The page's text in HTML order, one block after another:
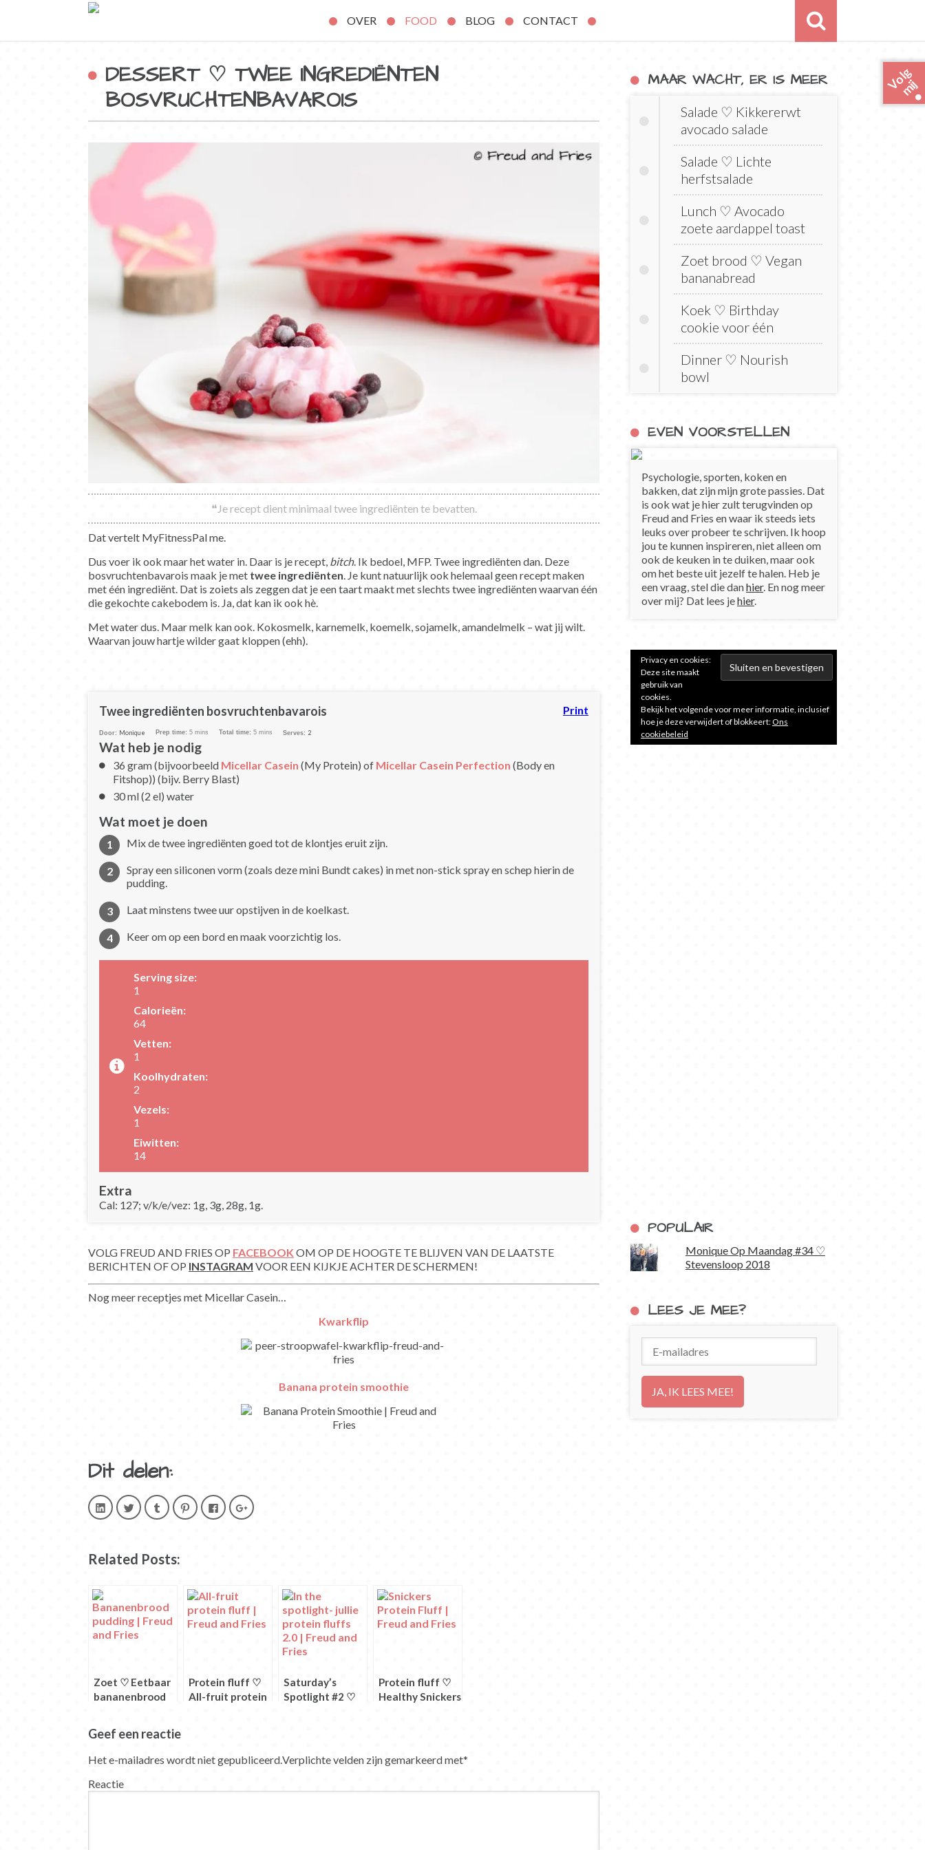
OVER FOOD BLOG CONTACT
V
o
l
g
m
i
j
DESSERT ♡ TWEE INGREDIËNTEN
BOSVRUCHTENBAVAROIS
❝Je recept dient minimaal twee ingrediënten te bevatten.
Dat vertelt MyFitnessPal me.
Dus voer ik ook maar het water in. Daar is je recept, bitch. Ik bedoel, MFP. Twee ingrediënten dan. Deze
bosvruchtenbavarois maak je met twee ingrediënten. Je kunt natuurlijk ook helemaal geen recept maken
met één ingrediënt. Dat is zoiets als zeggen dat je een taart maakt met slechts twee ingrediënten waarvan één
die gekochte cakebodem is. Ja, dat kan ik ook hè.
Met water dus. Maar melk kan ook. Kokosmelk, karnemelk, koemelk, sojamelk, amandelmelk – wat jij wilt.
Waarvan jouw hartje wilder gaat kloppen (ehh).
Twee ingrediënten bosvruchtenbavarois Print
Door: Monique Prep time: 5 mins Total time: 5 mins Serves: 2
Wat heb je nodig
36 gram (bijvoorbeeld Micellar Casein (My Protein) of Micellar Casein Perfection (Body en
Fitshop)) (bijv. Berry Blast)
30 ml (2 el) water
Wat moet je doen
Mix de twee ingrediënten goed tot de klontjes eruit zijn.
Spray een siliconen vorm (zoals deze mini Bundt cakes) in met non-stick spray en schep hierin de
pudding.
Laat minstens twee uur opstijven in de koelkast.
Keer om op een bord en maak voorzichtig los.
Serving size:
1
Calorieën:
64
Vetten:
1
Koolhydraten:
2
Vezels:
1
Eiwitten:
14
Extra
Cal: 127; v/k/e/vez: 1g, 3g, 28g, 1g.
VOLG FREUD AND FRIES OP FACEBOOK OM OP DE HOOGTE TE BLIJVEN VAN DE LAATSTE
BERICHTEN OF OP INSTAGRAM VOOR EEN KIJKJE ACHTER DE SCHERMEN!
Nog meer receptjes met Micellar Casein…
Kwarkflip
Banana protein smoothie
Dit delen:
Klik
om
op
(Wordt
in
Klik
om
te
(Wordt
in
Klik
om
op
(Wordt
in
venster
geopend)
Klik
om
op
venster
geopend)
Klik
om
te
geopend)
Klik
om
op
geopend)
Related Posts:
Zoet ♡ Eetbaar
bananenbrood
Protein fluff ♡
All-fruit protein
Saturday’s
Spotlight #2 ♡
Protein fluff ♡
Healthy Snickers
Geef een reactie
Het e-mailadres wordt niet gepubliceerd.Verplichte velden zijn gemarkeerd met*
Reactie
MAAR WACHT, ER IS MEER
Salade ♡ Kikkererwt
avocado salade
Salade ♡ Lichte
herfstsalade
Lunch ♡ Avocado
zoete aardappel toast
Zoet brood ♡ Vegan
bananabread
Koek ♡ Birthday
cookie voor één
Dinner ♡ Nourish
bowl
EVEN VOORSTELLEN
Psychologie, sporten, koken en
bakken, dat zijn mijn grote passies. Dat
is ook wat je hier zult terugvinden op
Freud and Fries en waar ik steeds iets
leuks over probeer te schrijven. Ik hoop
jou te kunnen inspireren, niet alleen om
ook de keuken in te duiken, maar ook
om het beste uit jezelf te halen. Heb je
een vraag, stel die danhier. En nog meer
over mij? Dat lees jehier.
Privacy en cookies:
Deze site maakt
gebruik van
cookies.
Bekijk het volgende voor meer informatie, inclusief
hoe je deze verwijdert of blokkeert:Ons
cookiebeleid
POPULAIR
Monique Op Maandag #34 ♡
Stevensloop 2018
LEES JE MEE?
mailadres